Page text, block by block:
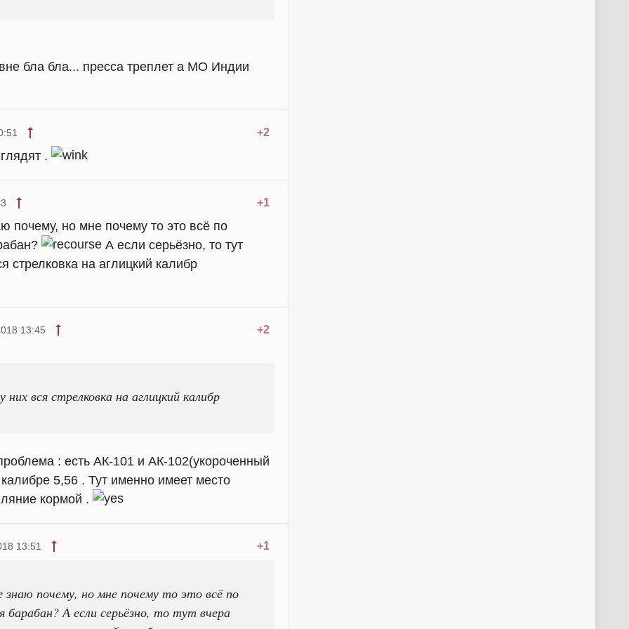
бла бла... пресса треплет а МО Индии
+2
.
+1
но мне почему то это всё по
А если серьёзно, то тут
стрелковка на аглицкий калибр
+2
13:45
вся стрелковка на аглицкий калибр
: есть АК-101 и АК-102(укороченный
5,56 . Тут именно имеет место
кормой .
+1
13:51
почему, но мне почему то это всё по
А если серьёзно, то тут вчера